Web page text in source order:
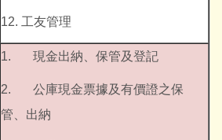
12. 工友管理
1. 現金出納、保管及登記
2. 公庫現金票據及有價證之保
管、出納